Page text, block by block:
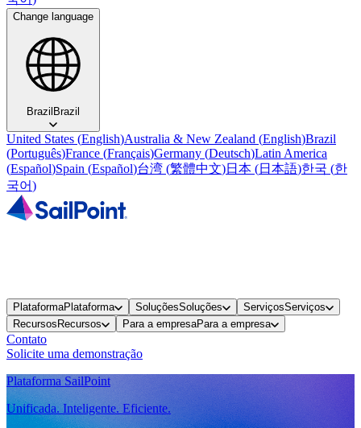
Change language
BrazilBrazil
United States (English)Australia & New Zealand (English)Brazil
(Português)France (Français)Germany (Deutsch)Latin America
(Español)Spain (Español)台湾 (繁體中文)日本 (日本語)한국 (한
국어)
PlataformaPlataforma SoluçõesSoluções ServiçosServiços
Recursos Recursos Para a empresaPara a empresa
Contato
Solicite uma demonstração
Plataforma SailPoint
Unificada. Inteligente. Eficiente.